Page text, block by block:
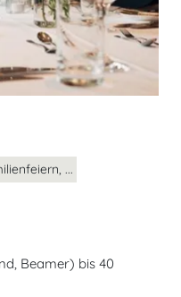
...
Beamer) bis 40